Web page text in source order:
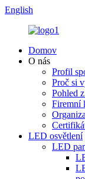
English
Domov
O nás
Profil
Proč si
Pohled
Firemní
LED osvětlení
LED